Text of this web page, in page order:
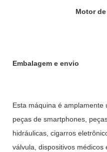
Motor
Embalagem e envio
Esta máquina é amplamente
peças de smartphones,
hidráulicas, cigarros
válvula, dispositivos médicos